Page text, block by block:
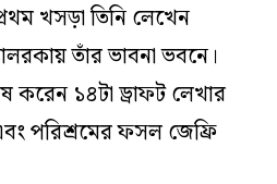
খসড়া তিনি লেখেন
তাঁর ভাবনা ভবনে।
করেন ১৪টা ড্রাফট লেখার
পরিশ্রমের ফসল জেফ্রি